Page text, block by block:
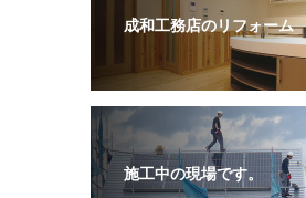
成和工務店のリフォーム
施工中の現場です。